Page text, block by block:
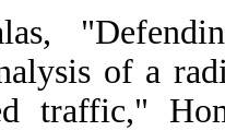
9. E.
terrorism:
ground